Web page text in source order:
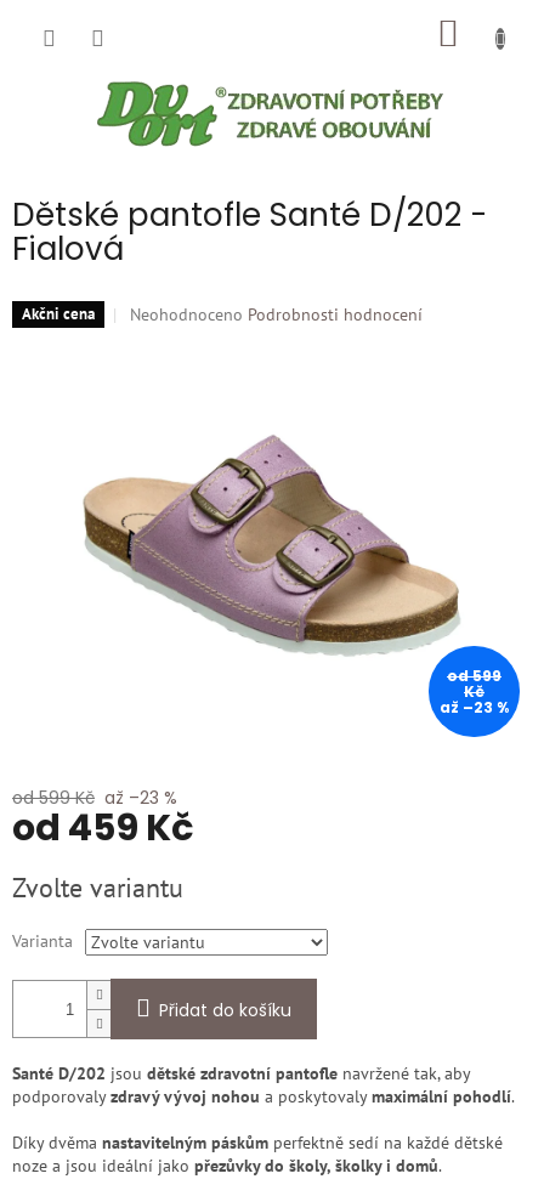
Dětské pantofle Santé D/202 -
Fialová
Akčni cena
Průměrné
hvězdiček.
Neohodnoceno Podrobnosti hodnocení
od 599
Kč
až –23 %
od 599 Kč až –23 %
od 459 Kč
cena:
Zvolte variantu
Varianta
Přidat do košíku
Santé D/202 jsou dětské zdravotní pantofle navržené tak, aby
podporovalyzdravý vývoj nohou a poskytovalymaximální pohodlí.
Díky dvěma nastavitelným páskům perfektně sedí na každé dětské
noze a jsou ideální jako přezůvky do školy, školky i domů.